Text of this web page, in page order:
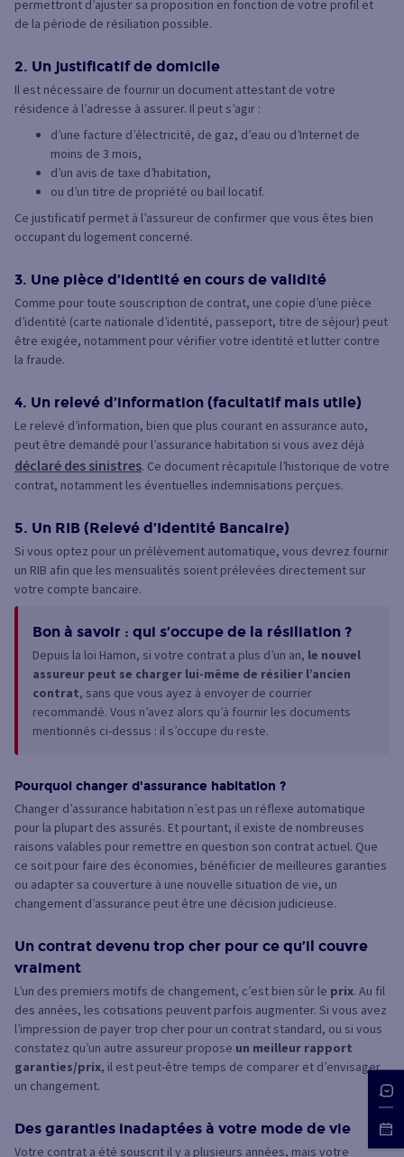
permettront d’ajuster sa proposition en fonction de votre profil et
de la période de résiliation possible.
2. Un justificatif de domicile
Il est nécessaire de fournir un document attestant de votre
résidence à l’adresse à assurer. Il peut s’agir :
d’une facture d’électricité, de gaz, d’eau ou d’Internet de
moins de 3 mois,
d’un avis de taxe d’habitation,
ou d’un titre de propriété ou bail locatif.
Ce justificatif permet à l’assureur de confirmer que vous êtes bien
occupant du logement concerné.
3. Une pièce d’identité en cours de validité
Comme pour toute souscription de contrat, une copie d’une pièce
d’identité (carte nationale d’identité, passeport, titre de séjour) peut
être exigée, notamment pour vérifier votre identité et lutter contre
la fraude.
4. Un relevé d’information (facultatif mais utile)
Le relevé d’information, bien que plus courant en assurance auto,
peut être demandé pour l’assurance habitation si vous avez déjà
déclaré des sinistres. Ce document récapitule l’historique de votre
contrat, notamment les éventuelles indemnisations perçues.
5. Un RIB (Relevé d’Identité Bancaire)
Si vous optez pour un prélèvement automatique, vous devrez fournir
un RIB afin que les mensualités soient prélevées directement sur
votre compte bancaire.
Bon à savoir : qui s’occupe de la résiliation ?
Depuis la loi Hamon, si votre contrat a plus d’un an, le nouvel
assureur peut se charger lui-même de résilier l’ancien
contrat, sans que vous ayez à envoyer de courrier
recommandé. Vous n’avez alors qu’à fournir les documents
mentionnés ci-dessus : il s’occupe du reste.
Pourquoi changer d'assurance habitation ?
Changer d’assurance habitation n’est pas un réflexe automatique
pour la plupart des assurés. Et pourtant, il existe de nombreuses
raisons valables pour remettre en question son contrat actuel. Que
ce soit pour faire des économies, bénéficier de meilleures garanties
ou adapter sa couverture à une nouvelle situation de vie, un
changement d’assurance peut être une décision judicieuse.
Un contrat devenu trop cher pour ce qu’il couvre
vraiment
L’un des premiers motifs de changement, c’est bien sûr le prix. Au fil
des années, les cotisations peuvent parfois augmenter. Si vous avez
l’impression de payer trop cher pour un contrat standard, ou si vous
constatez qu’un autre assureur propose un meilleur rapport
garanties/prix, il est peut-être temps de comparer et d’envisager
un changement.
Des garanties inadaptées à votre mode de vie
Votre contrat a été souscrit il y a plusieurs années, mais votre